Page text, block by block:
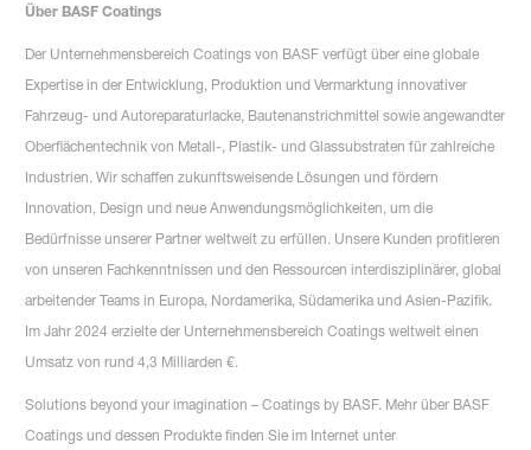
Über BASF Coatings
Der Unternehmensbereich Coatings von BASF verfügt über eine globale
Expertise in der Entwicklung, Produktion und Vermarktung innovativer
Fahrzeug- und Autoreparaturlacke, Bautenanstrichmittel sowie angewandter
Oberflächentechnik von Metall-, Plastik- und Glassubstraten für zahlreiche
Industrien. Wir schaffen zukunftsweisende Lösungen und fördern
Innovation, Design und neue Anwendungsmöglichkeiten, um die
Bedürfnisse unserer Partner weltweit zu erfüllen. Unsere Kunden profitieren
von unseren Fachkenntnissen und den Ressourcen interdisziplinärer, global
arbeitender Teams in Europa, Nordamerika, Südamerika und Asien-Pazifik.
Im Jahr 2024 erzielte der Unternehmensbereich Coatings weltweit einen
Umsatz von rund 4,3 Milliarden €.
Solutions beyond your imagination – Coatings by BASF. Mehr über BASF
Coatings und dessen Produkte finden Sie im Internet unter